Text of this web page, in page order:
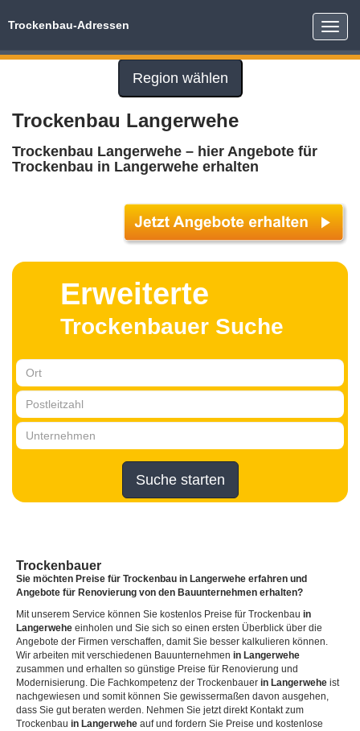
Toggle
Trockenbau-Adressen
Region wählen
Trockenbau Langerwehe
Trockenbau Langerwehe – hier Angebote für
Trockenbau in Langerwehe erhalten
Erweiterte
Trockenbauer Suche
Suche starten
Trockenbauer
Sie möchten Preise für Trockenbau in Langerwehe erfahren und
Angebote für Renovierung von den Bauunternehmen erhalten?
Mit unserem Service können Sie kostenlos Preise für Trockenbau in
Langerwehe einholen und Sie sich so einen ersten Überblick über die
Angebote der Firmen verschaffen, damit Sie besser kalkulieren können.
Wir arbeiten mit verschiedenen Bauunternehmen in Langerwehe
zusammen und erhalten so günstige Preise für Renovierung und
Modernisierung. Die Fachkompetenz der Trockenbauer in Langerwehe ist
nachgewiesen und somit können Sie gewissermaßen davon ausgehen,
dass Sie gut beraten werden. Nehmen Sie jetzt direkt Kontakt zum
Trockenbau in Langerwehe auf und fordern Sie Preise und kostenlose